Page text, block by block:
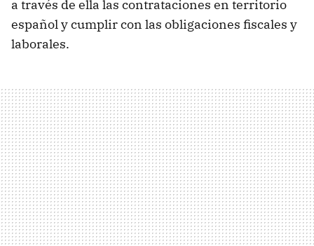
a través de ella las contrataciones en territorio
español y cumplir con las obligaciones fiscales y
laborales.